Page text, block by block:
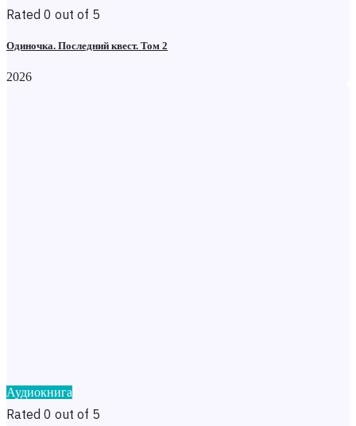
Rated 0 out of 5
Одиночка. Последний квест. Том 2
2026
Аудиокнига
Rated 0 out of 5